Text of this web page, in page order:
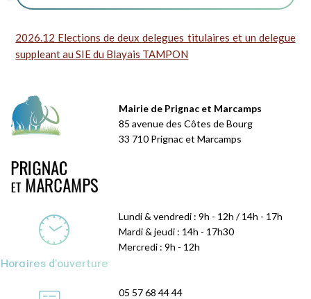
2026.12 Elections de deux delegues titulaires et un delegue
suppleant au SIE du Blayais TAMPON
Mairie de Prignac et Marcamps
85 avenue des Côtes de Bourg
33 710 Prignac et Marcamps
Horaires d'ouverture
Lundi & vendredi : 9h - 12h / 14h - 17h
Mardi & jeudi : 14h - 17h30
Mercredi : 9h - 12h
05 57 68 44 44